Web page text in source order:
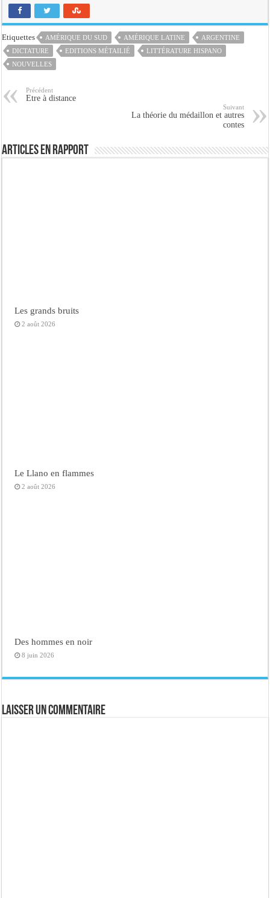
Etiquettes AMÉRIQUE DU SUD AMÉRIQUE LATINE
ARGENTINE
DICTATURE
EDITIONS MÉTAILIÉ
LITTÉRATURE HISPANO
NOUVELLES
Précédent
Etre à distance
Suivant
La théorie du médaillon et autres
contes
Articles en rapport
Les grands bruits
2 août 2026
Le Llano en flammes
2 août 2026
Des hommes en noir
8 juin 2026
Laisser un commentaire